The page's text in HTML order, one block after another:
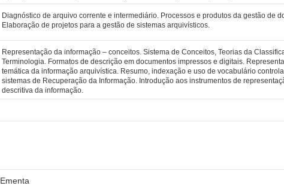
Diagnóstico de arquivo corrente e intermediário. Processos e produtos da gestão de
Elaboração de projetos para a gestão de sistemas arquivísticos.
Representação da informação – conceitos. Sistema de Conceitos, Teorias da
Terminologia. Formatos de descrição em documentos impressos e digitais.
temática da informação arquivística. Resumo, indexação e uso de vocabulário
sistemas de Recuperação da Informação. Introdução aos instrumentos de
descritiva da informação.
Ementa